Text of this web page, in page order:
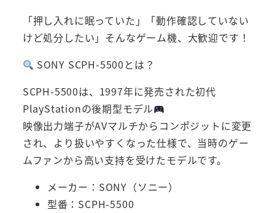
「押し入れに眠っていた」「動作確認していない
けど処分したい」そんなゲーム機、大歓迎です！
SONY SCPH-5500とは？
SCPH-5500は、1997年に発売された初代
PlayStationの後期型モデル
映像出力端子がAVマルチからコンポジットに変更
され、より扱いやすくなった仕様で、当時のゲー
ムファンから高い支持を受けたモデルです。
メーカー：SONY（ソニー）
型番：SCPH-5500